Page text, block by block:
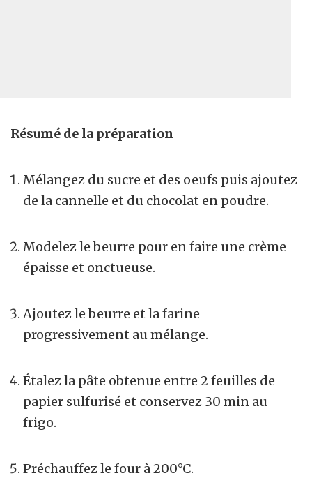
Résumé de la préparation
Mélangez du sucre et des oeufs puis ajoutez
de la cannelle et du chocolat en poudre.
Modelez le beurre pour en faire une crème
épaisse et onctueuse.
Ajoutez le beurre et la farine
progressivement au mélange.
Étalez la pâte obtenue entre 2 feuilles de
papier sulfurisé et conservez 30 min au
frigo.
Préchauffez le four à 200°C.